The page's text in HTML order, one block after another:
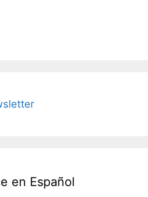
en Español